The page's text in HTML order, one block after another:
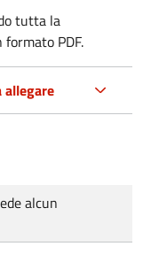
tutta la
PDF.
allegare
alcun